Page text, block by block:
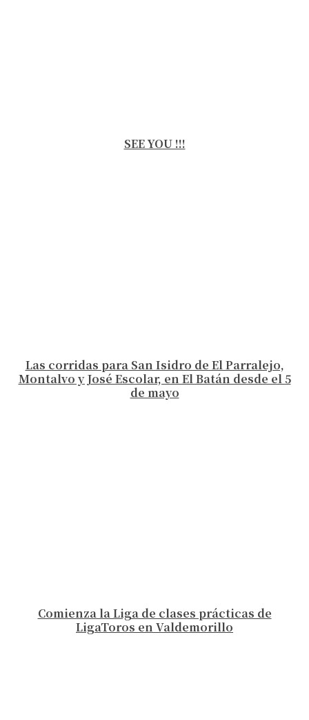
SEE YOU !!!
Las corridas para San Isidro de El Parralejo,
Montalvo y José Escolar, en El Batán desde el 5
de mayo
Comienza la Liga de clases prácticas de
LigaToros en Valdemorillo